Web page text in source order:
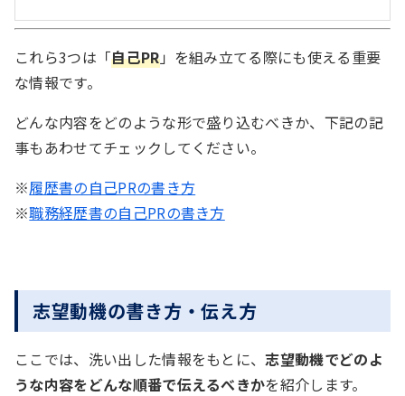
これら3つは「自己PR」を組み立てる際にも使える重要
な情報です。
どんな内容をどのような形で盛り込むべきか、下記の記
事もあわせてチェックしてください。
※履歴書の自己PRの書き方
※職務経歴書の自己PRの書き方
志望動機の書き方・伝え方
ここでは、洗い出した情報をもとに、志望動機でどのよ
うな内容をどんな順番で伝えるべきかを紹介します。